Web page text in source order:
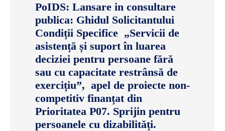
PoIDS: Lansare in consultare
publica: Ghidul Solicitantului
Condiții Specifice „Servicii de
asistență și suport în luarea
deciziei pentru persoane fără
sau cu capacitate restrânsă de
exercițiu”, apel de proiecte non-
competitiv finanțat din
Prioritatea P07. Sprijin pentru
persoanele cu dizabilități.